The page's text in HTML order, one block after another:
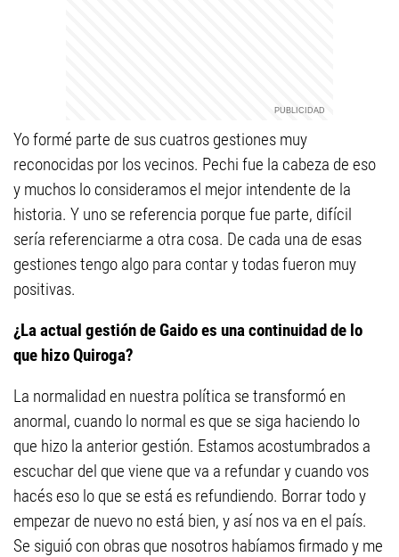
Yo formé parte de sus cuatros gestiones muy
reconocidas por los vecinos. Pechi fue la cabeza de eso
y muchos lo consideramos el mejor intendente de la
historia. Y uno se referencia porque fue parte, difícil
sería referenciarme a otra cosa. De cada una de esas
gestiones tengo algo para contar y todas fueron muy
positivas.
¿La actual gestión de Gaido es una continuidad de lo
que hizo Quiroga?
La normalidad en nuestra política se transformó en
anormal, cuando lo normal es que se siga haciendo lo
que hizo la anterior gestión. Estamos acostumbrados a
escuchar del que viene que va a refundar y cuando vos
hacés eso lo que se está es refundiendo. Borrar todo y
empezar de nuevo no está bien, y así nos va en el país.
Se siguió con obras que nosotros habíamos firmado y me